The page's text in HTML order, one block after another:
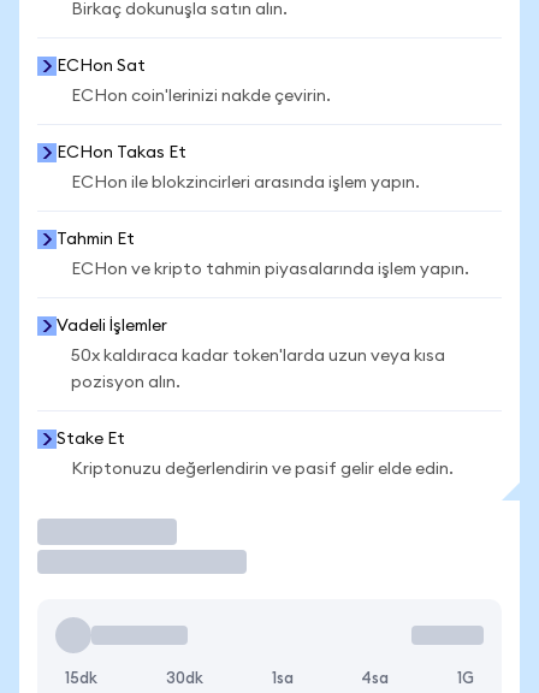
Birkaç dokunuşla satın alın.
ECHon Sat
ECHon coin'lerinizi nakde çevirin.
ECHon Takas Et
ECHon ile blokzincirleri arasında işlem yapın.
Tahmin Et
ECHon ve kripto tahmin piyasalarında işlem yapın.
Vadeli İşlemler
50x kaldıraca kadar token'larda uzun veya kısa
pozisyon alın.
Stake Et
Kriptonuzu değerlendirin ve pasif gelir elde edin.
15dk 30dk 1sa 4sa 1G